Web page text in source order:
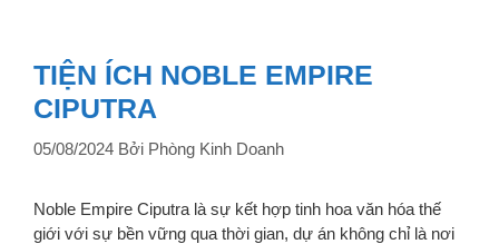
TIỆN ÍCH NOBLE EMPIRE
CIPUTRA
05/08/2024 Bởi Phòng Kinh Doanh
Noble Empire Ciputra là sự kết hợp tinh hoa văn hóa thế
giới với sự bền vững qua thời gian, dự án không chỉ là nơi